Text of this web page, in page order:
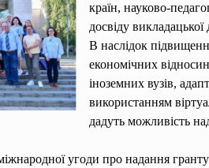
країн, науково-
досвіду
В наслідок
економічних
іноземних вузів,
використанням
дадуть можливість
угоди про надання